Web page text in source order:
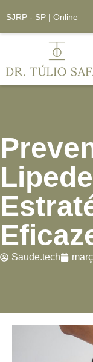
SJRP - SP | Online
Saude.tech